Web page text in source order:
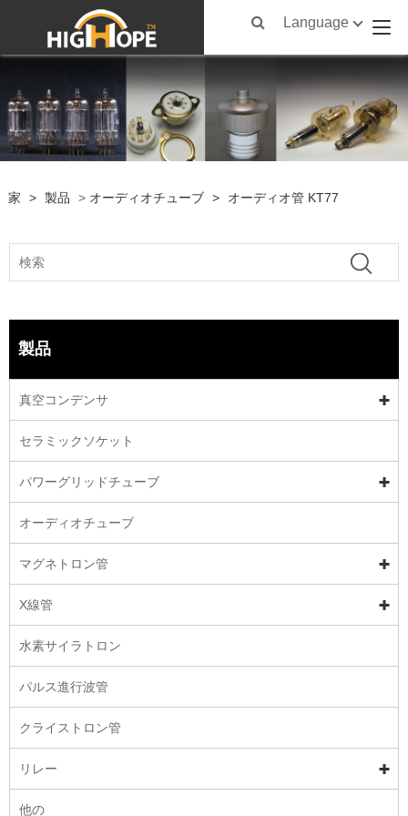
Language
家 > 製品 > オーディオチューブ > オーディオ管 KT77
製品
真空コンデンサ
セラミックソケット
パワーグリッドチューブ
オーディオチューブ
マグネトロン管
X線管
水素サイラトロン
パルス進行波管
クライストロン管
リレー
他の